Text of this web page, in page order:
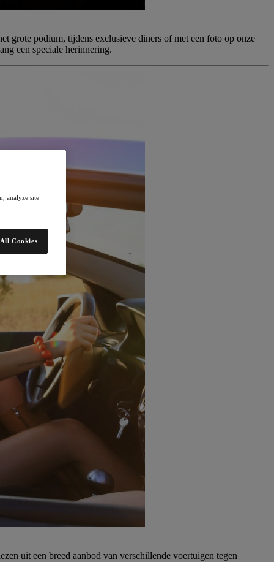
grote podium, tijdens exclusieve diners of met een foto op onze
een speciale herinnering.
uit een breed aanbod van verschillende voertuigen tegen
analyze site
Cookies